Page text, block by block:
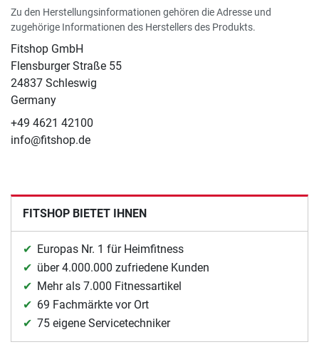
Zu den Herstellungsinformationen gehören die Adresse und
zugehörige Informationen des Herstellers des Produkts.
Fitshop GmbH
Flensburger Straße 55
24837 Schleswig
Germany
+49 4621 42100
info@fitshop.de
FITSHOP BIETET IHNEN
Europas Nr. 1 für Heimfitness
über 4.000.000 zufriedene Kunden
Mehr als 7.000 Fitnessartikel
69 Fachmärkte vor Ort
75 eigene Servicetechniker